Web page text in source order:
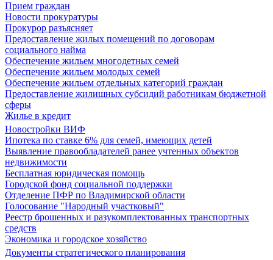
Прием граждан
Новости прокуратуры
Прокурор разъясняет
Предоставление жилых помещений по договорам
социального найма
Обеспечение жильем многодетных семей
Обеспечение жильем молодых семей
Обеспечение жильем отдельных категорий граждан
Предоставление жилищных субсидий работникам бюджетной
сферы
Жилье в кредит
Новостройки ВИФ
Ипотека по ставке 6% для семей, имеющих детей
Выявление правообладателей ранее учтенных объектов
недвижимости
Бесплатная юридическая помощь
Городской фонд социальной поддержки
Отделение ПФР по Владимирской области
Голосование "Народный участковый"
Реестр брошенных и разукомплектованных транспортных
средств
Экономика и городское хозяйство
Документы стратегического планирования